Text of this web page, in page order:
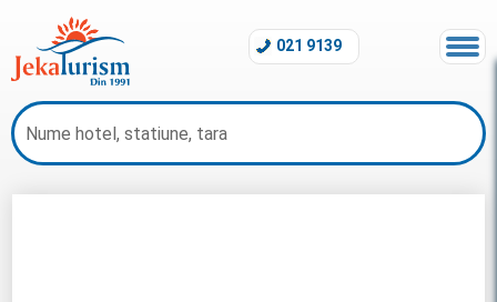
021 9139